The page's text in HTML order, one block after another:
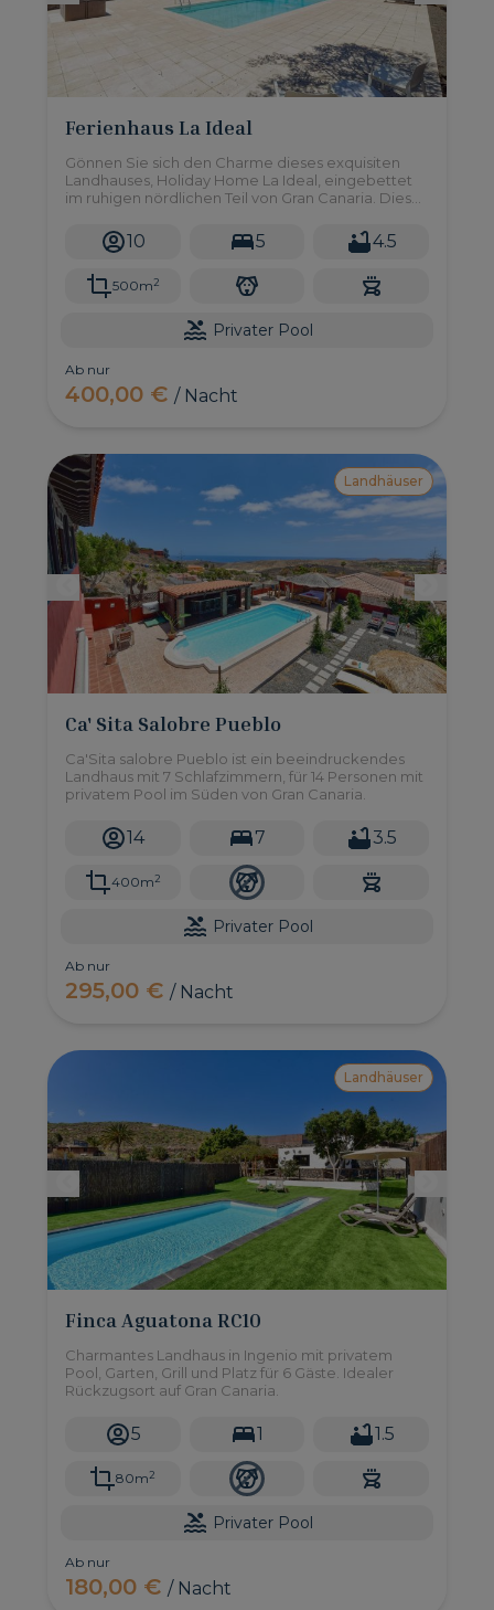
Ferienhaus La Ideal
Gönnen Sie sich den Charme dieses exquisiten
Landhauses, Holiday Home La Ideal, eingebettet
im ruhigen nördlichen Teil von Gran Canaria. Dieser
unvergesslichen Kurzurlaub für bis zu 10 Gäste und
bietet eine Mischung aus rustikaler Eleganz und
10 5 4.5
500m2
Privater Pool
Ab nur
400,00 €/ Nacht
Landhäuser
Ca' Sita Salobre Pueblo
Ca'Sita salobre Pueblo ist ein beeindruckendes
Landhaus mit 7 Schlafzimmern, für 14 Personen mit
privatem Pool im Süden von Gran Canaria.
14 7 3.5
400m2
Privater Pool
Ab nur
295,00 €/ Nacht
Landhäuser
Finca Aguatona RC10
Charmantes Landhaus in Ingenio mit privatem
Pool, Garten, Grill und Platz für 6 Gäste. Idealer
Rückzugsort auf Gran Canaria.
5 1 1.5
80m2
Privater Pool
Ab nur
180,00 €/ Nacht